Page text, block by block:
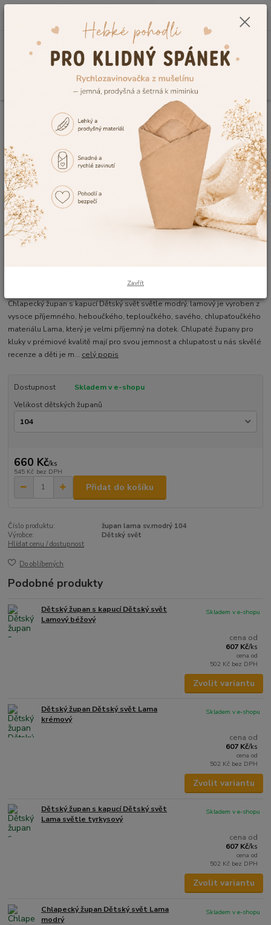
0,00 Kč
Kojenecké a dětské oblečení Dětské župany a ponča
Chlapecký
župan Dětský svět Lama světle modrý velikost 104
Chlapecký župan Dětský svět
Lama světle modrý velikost 104
Ohodnotit produkt
Chlapecký župan s kapucí Dětský svět světle modrý, lamový je vyroben z
vysoce příjemného, heboučkého, teploučkého, savého, chlupaťoučkého
materiálu Lama, který je velmi příjemný na dotek. Chlupaté župany pro
kluky v prémiové kvalitě mají pro svou jemnost a chlupatost u nás skvělé
recenze a děti je m... celý popis
Dostupnost
Skladem v e-shopu
Velikost dětských županů
660 Kč/ks
545 Kč bez DPH
Přidat do košíku
Číslo produktu:
župan lama sv.modrý 104
Výrobce:
Dětský svět
Hlídat cenu / dostupnost
Do oblíbených
Podobné produkty
Dětský župan s kapucí Dětský svět
Lamový béžový
cena od
607 Kč/ks
cena od
502 Kč bez DPH
Skladem v e-shopu
Zvolit variantu
Dětský župan Dětský svět Lama
krémový
cena od
607 Kč/ks
cena od
502 Kč bez DPH
Skladem v e-shopu
Zvolit variantu
Dětský župan s kapucí Dětský svět
Lama světle tyrkysový
cena od
607 Kč/ks
cena od
502 Kč bez DPH
Skladem v e-shopu
Zvolit variantu
Chlapecký župan Dětský svět Lama
modrý
Skladem v e-shopu
Zavřít